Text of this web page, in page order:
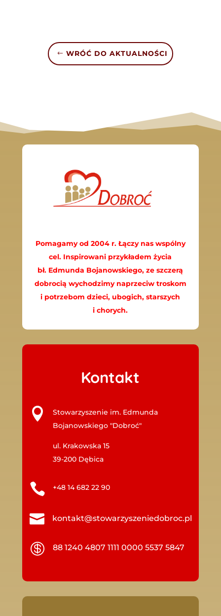
WRÓĆ DO AKTUALNOŚCI
Pomagamy od 2004 r. Łączy nas wspólny
cel. Inspirowani przykładem życia
bł. Edmunda Bojanowskiego, ze szczerą
dobrocią wychodzimy naprzeciw troskom
i potrzebom dzieci, ubogich, starszych
i chorych.
Kontakt

Stowarzyszenie im. Edmunda
Bojanowskiego "Dobroć"
ul. Krakowska 15
39-200 Dębica
 +48 14 682 22 90
 kontakt@stowarzyszeniedobroc.pl
 88 1240 4807 1111 0000 5537 5847